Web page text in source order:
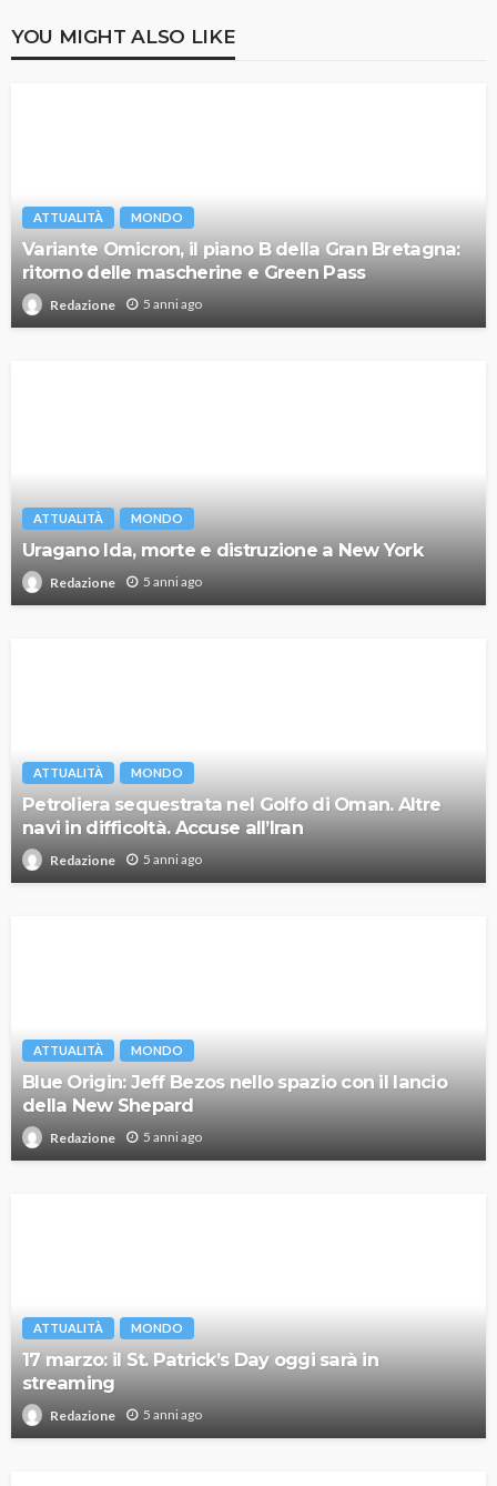
YOU MIGHT ALSO LIKE
ATTUALITÀ MONDO
Variante Omicron, il piano B della Gran Bretagna:
ritorno delle mascherine e Green Pass
Redazione 5 anni ago
ATTUALITÀ MONDO
Uragano Ida, morte e distruzione a New York
Redazione 5 anni ago
ATTUALITÀ MONDO
Petroliera sequestrata nel Golfo di Oman. Altre
navi in difficoltà. Accuse all’Iran
Redazione 5 anni ago
ATTUALITÀ MONDO
Blue Origin: Jeff Bezos nello spazio con il lancio
della New Shepard
Redazione 5 anni ago
ATTUALITÀ MONDO
17 marzo: il St. Patrick’s Day oggi sarà in
streaming
Redazione 5 anni ago